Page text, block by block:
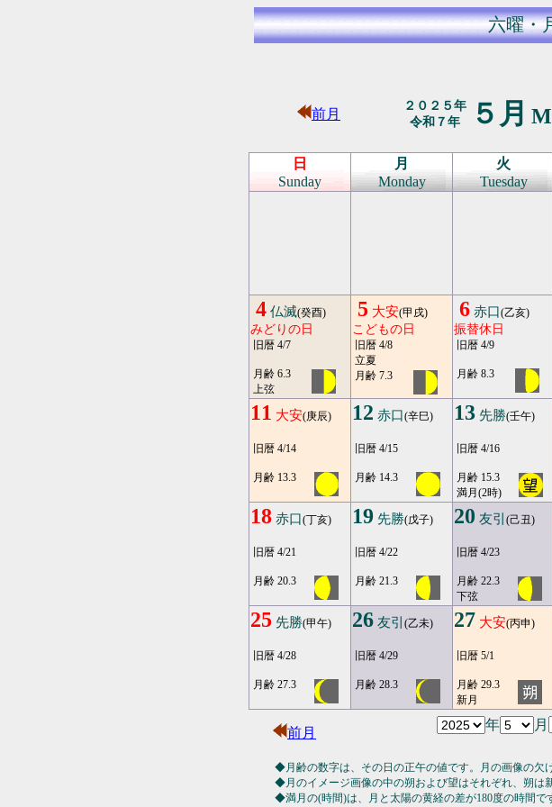
六曜・
前月
２０２５年
令和７年
５月
日
Sunday
月
Monday
火
Tuesday
4 仏滅(癸酉)
みどりの日
旧暦 4/7
月齢 6.3
上弦
5 大安(甲戌)
こどもの日
旧暦 4/8
立夏
月齢 7.3
6 赤口(乙亥)
振替休日
旧暦 4/9
月齢 8.3
11 大安(庚辰)
旧暦 4/14
月齢 13.3
12 赤口(辛巳)
旧暦 4/15
月齢 14.3
13 先勝(壬午)
旧暦 4/16
月齢 15.3
満月(2時)
18 赤口(丁亥)
旧暦 4/21
月齢 20.3
19 先勝(戊子)
旧暦 4/22
月齢 21.3
20 友引 (己丑)
旧暦 4/23
月齢 22.3
下弦
25 先勝(甲午)
旧暦 4/28
月齢 27.3
26 友引 (乙未)
旧暦 4/29
月齢 28.3
27 大安(丙申)
旧暦 5/1
月齢 29.3
新月
前月
年 月
◆月齢の数字は、その日の正午の値です。月の画像の欠
◆月のイメージ画像の中の朔および望はそれぞれ、朔は
◆満月の(時間)は、月と太陽の黄経の差が180度の時間で